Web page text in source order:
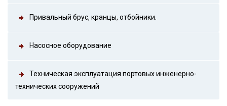
Привальный брус, кранцы, отбойники.
Насосное оборудование
Техническая эксплуатация портовых инженерно-
технических сооружений